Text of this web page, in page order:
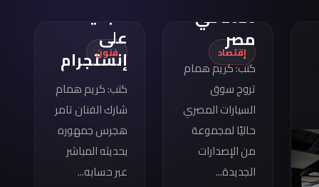
إقتصاد
2026 في
مصر
كتب: كريم همام
تروج سوق
السيارات المصري
حاليًا لمجموعة
من الإصدارات
الجديدة...
فنون
الجديدة
على
إنستجرام
كتب: كريم همام
شارك الفنان تامر
هجرس جمهوره
بحديثه المباشر
عبر حسابه...